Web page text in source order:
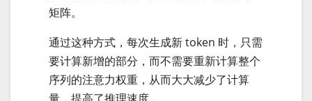
矩阵。
通过这种方式，每次生成新 token 时，只需
要计算新增的部分，而不需要重新计算整个
序列的注意力权重，从而大大减少了计算
量，提高了推理速度。